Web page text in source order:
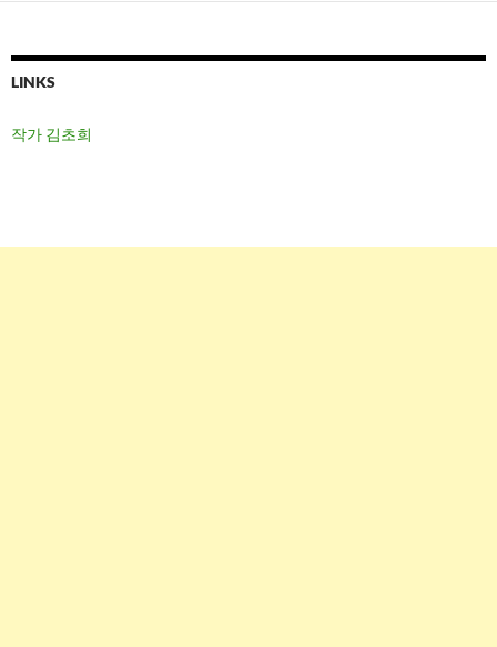
LINKS
작가 김초희